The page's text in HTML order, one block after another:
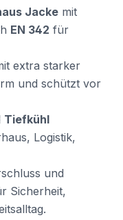
Jacke mit
EN 342 für
extra starker
und schützt vor
Tiefkühl
Logistik,
und
Sicherheit,